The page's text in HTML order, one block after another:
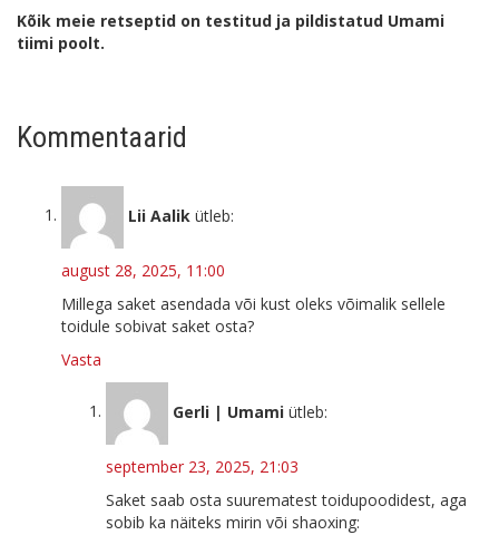
Kõik meie retseptid on testitud ja pildistatud Umami
tiimi poolt.
Kommentaarid
Lii Aalik ütleb:
august 28, 2025, 11:00
Millega saket asendada või kust oleks võimalik sellele
toidule sobivat saket osta?
Vasta
Gerli | Umami ütleb:
september 23, 2025, 21:03
Saket saab osta suurematest toidupoodidest, aga
sobib ka näiteks mirin või shaoxing: